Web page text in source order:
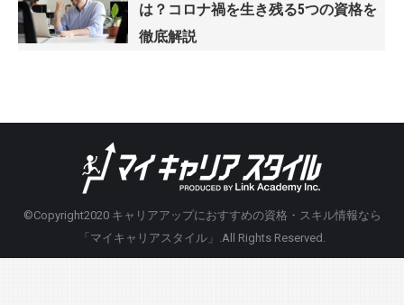
は？コロナ禍を生き残る5つの資格を
徹底解説
©Copyright2020 キャリアアップにおすすめの資格・スキル情報なら
「マイキャリアスタイル」 .All Rights Reserved.